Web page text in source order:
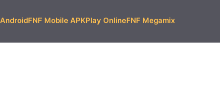
FNF Mobile APKPlay OnlineFNF Megamix